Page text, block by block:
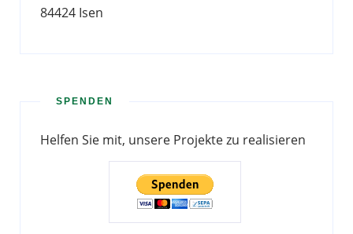
84424 Isen
SPENDEN
Helfen Sie mit, unsere Projekte zu realisieren